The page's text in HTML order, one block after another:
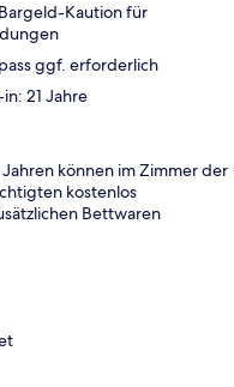
Kaution für
ggf. erforderlich
21 Jahre
können im Zimmer der
kostenlos
Bettwaren